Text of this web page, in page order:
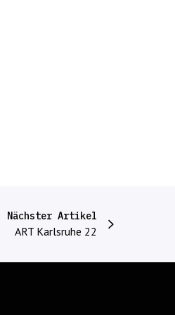
Nächster Artikel
ART Karlsruhe 22